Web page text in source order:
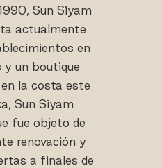
Sun Siyam
actualmente
en
y un boutique
la costa este
Sun Siyam
fue objeto de
renovación y
a finales de